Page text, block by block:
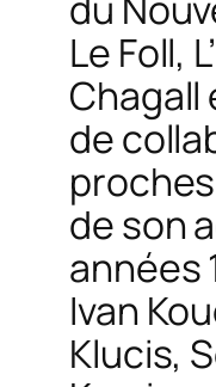
Le Foll,
Chagall
de
de son
années
Ivan
Klucis,